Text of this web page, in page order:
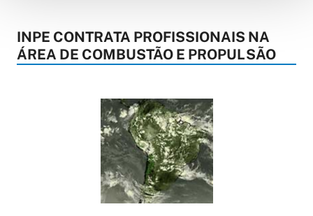
INPE CONTRATA PROFISSIONAIS NA
ÁREA DE COMBUSTÃO E PROPULSÃO